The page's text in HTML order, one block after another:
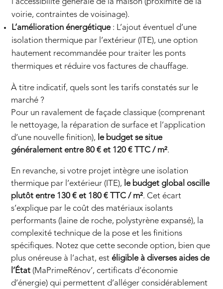
l’accessibilité générale de la maison (proximité de la
voirie, contraintes de voisinage).
L’amélioration énergétique: L’ajout éventuel d’une
isolation thermique par l’extérieur (ITE), une option
hautement recommandée pour traiter les ponts
thermiques et réduire vos factures de chauffage.
À titre indicatif, quels sont les tarifs constatés sur le
marché ?
Pour un ravalement de façade classique (comprenant
le nettoyage, la réparation de surface et l’application
d’une nouvelle finition), le budget se situe
généralement entre 80 € et 120 € TTC / m².
En revanche, si votre projet intègre une isolation
thermique par l’extérieur (ITE), le budget global oscille
plutôt entre 130 € et 180 € TTC / m². Cet écart
s’explique par le coût des matériaux isolants
performants (laine de roche, polystyrène expansé), la
complexité technique de la pose et les finitions
spécifiques. Notez que cette seconde option, bien que
plus onéreuse à l’achat, est éligible à diverses aides de
l’État (MaPrimeRénov’, certificats d’économie
d’énergie) qui permettent d’alléger considérablement